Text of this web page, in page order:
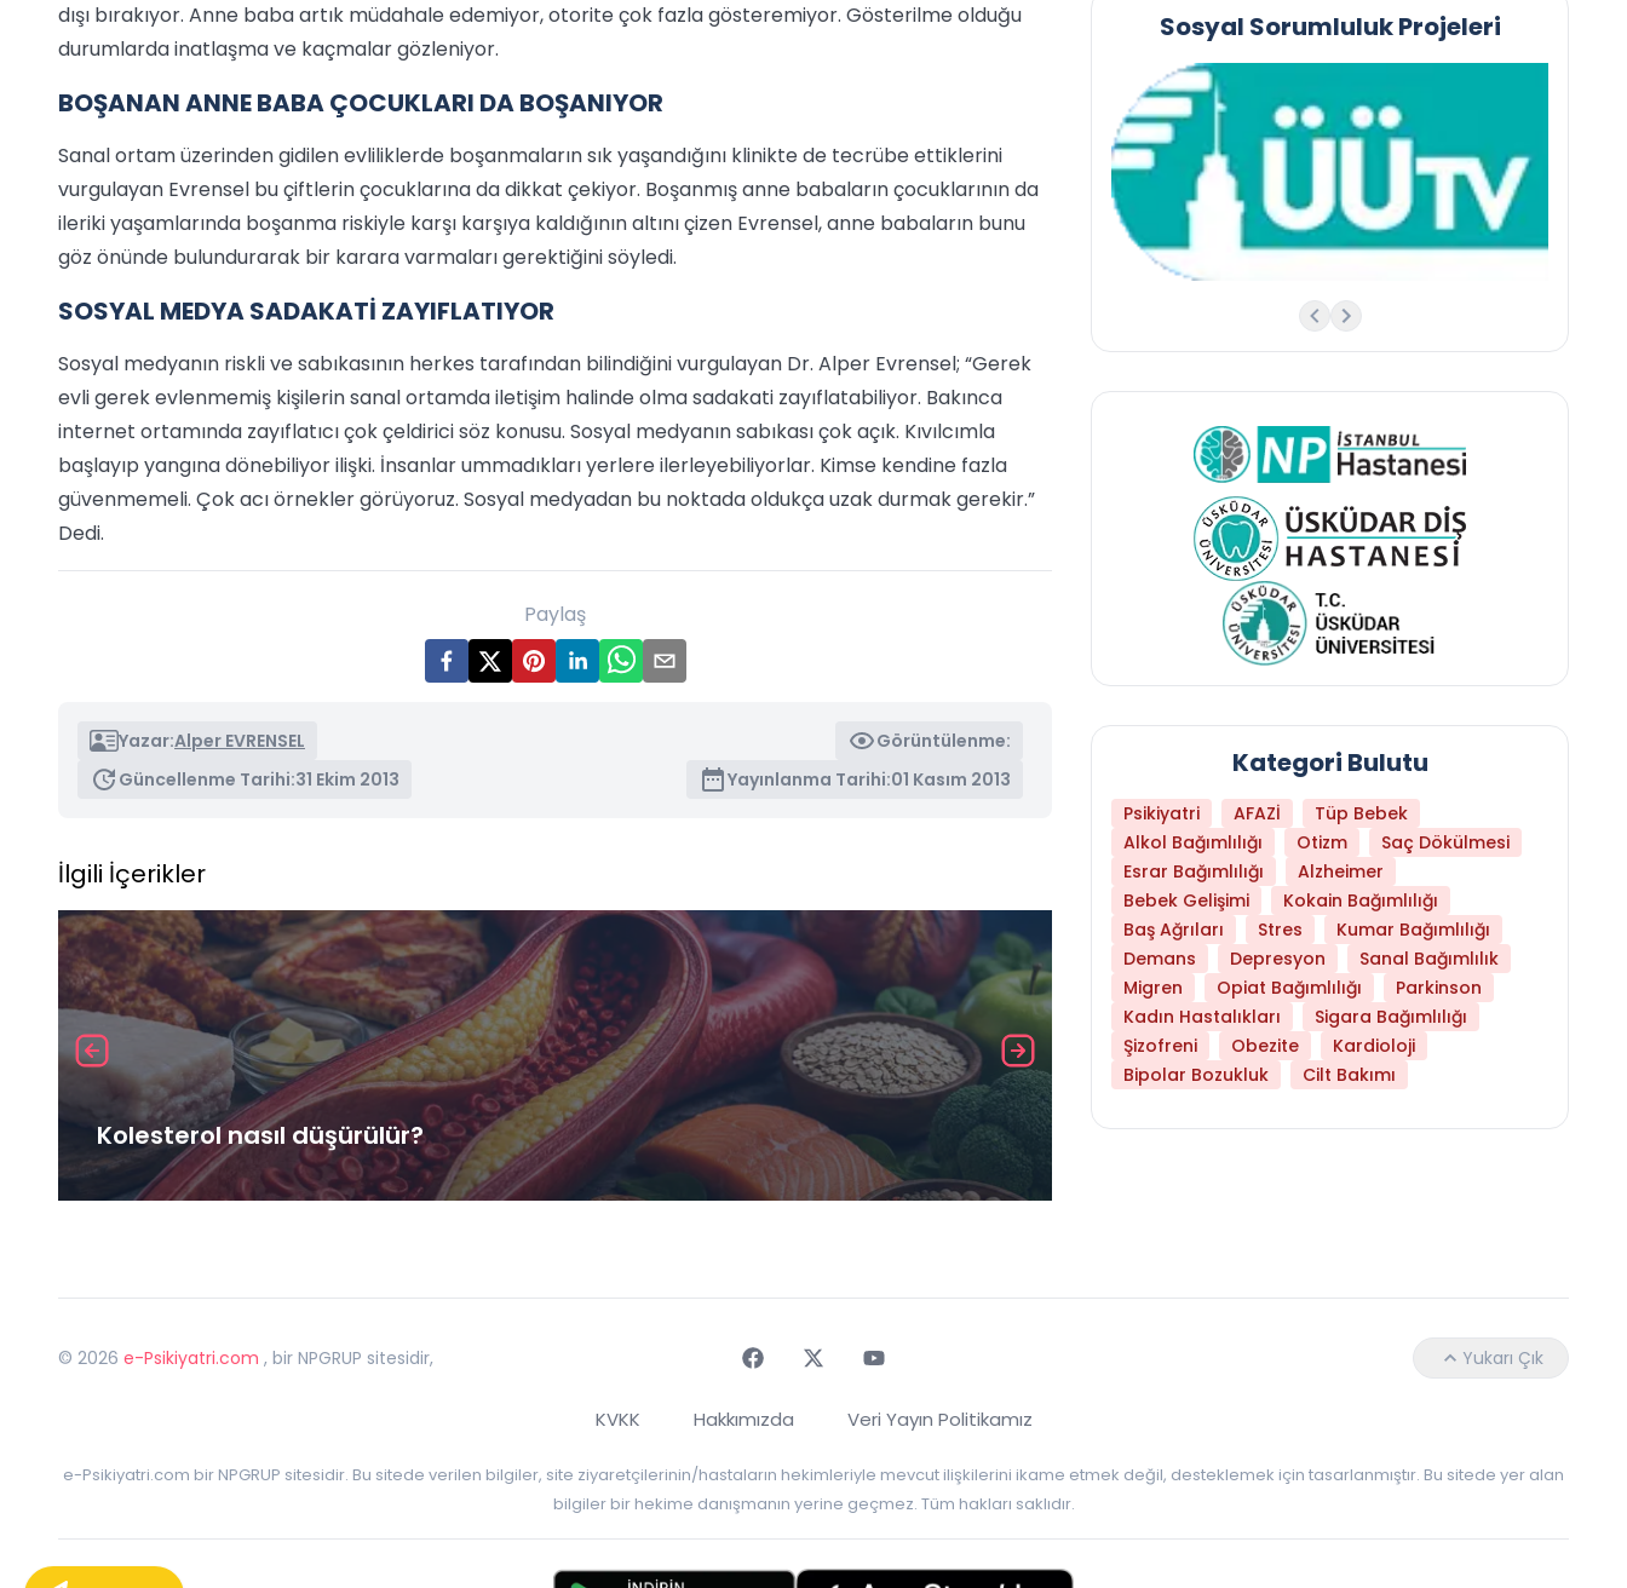
dışı bırakıyor. Anne baba artık müdahale edemiyor, otorite çok fazla gösteremiyor. Gösterilme olduğu
durumlarda inatlaşma ve kaçmalar gözleniyor.
BOŞANAN ANNE BABA ÇOCUKLARI DA BOŞANIYOR
Sanal ortam üzerinden gidilen evliliklerde boşanmaların sık yaşandığını klinikte de tecrübe ettiklerini
vurgulayan Evrensel bu çiftlerin çocuklarına da dikkat çekiyor. Boşanmış anne babaların çocuklarının da
ileriki yaşamlarında boşanma riskiyle karşı karşıya kaldığının altını çizen Evrensel, anne babaların bunu
göz önünde bulundurarak bir karara varmaları gerektiğini söyledi.
SOSYAL MEDYA SADAKATİ ZAYIFLATIYOR
Sosyal medyanın riskli ve sabıkasının herkes tarafından bilindiğini vurgulayan Dr. Alper Evrensel; “Gerek
evli gerek evlenmemiş kişilerin sanal ortamda iletişim halinde olma sadakati zayıflatabiliyor. Bakınca
internet ortamında zayıflatıcı çok çeldirici söz konusu. Sosyal medyanın sabıkası çok açık. Kıvılcımla
başlayıp yangına dönebiliyor ilişki. İnsanlar ummadıkları yerlere ilerleyebiliyorlar. Kimse kendine fazla
güvenmemeli. Çok acı örnekler görüyoruz. Sosyal medyadan bu noktada oldukça uzak durmak gerekir.”
Dedi.
Paylaş
Yazar:Alper EVRENSEL
Görüntülenme:
Güncellenme Tarihi:31 Ekim 2013 Yayınlanma Tarihi:01 Kasım 2013
İlgili İçerikler
Kolesterol nasıl düşürülür? Daha Az Protein Tüketmek Yaşlanmayı
Sosyal Sorumluluk Projeleri
Kategori Bulutu
Psikiyatri AFAZİ
Tüp Bebek
Alkol Bağımlılığı
Otizm
Saç Dökülmesi
Esrar Bağımlılığı
Alzheimer
Bebek Gelişimi
Kokain Bağımlılığı
Baş Ağrıları
Stres
Kumar Bağımlılığı
Demans
Depresyon
Sanal Bağımlılık
Migren
Opiat Bağımlılığı
Parkinson
Kadın Hastalıkları
Sigara Bağımlılığı
Şizofreni
Obezite
Kardioloji
Bipolar Bozukluk
Cilt Bakımı
© 2026 e-Psikiyatri.com , bir NPGRUP sitesidir, Yukarı Çık
KVKK Hakkımızda Veri Yayın Politikamız
e-Psikiyatri.com bir NPGRUP sitesidir. Bu sitede verilen bilgiler, site ziyaretçilerinin/hastaların hekimleriyle mevcut ilişkilerini ikame etmek değil, desteklemek için tasarlanmıştır. Bu sitede yer alan
bilgiler bir hekime danışmanın yerine geçmez. Tüm hakları saklıdır.